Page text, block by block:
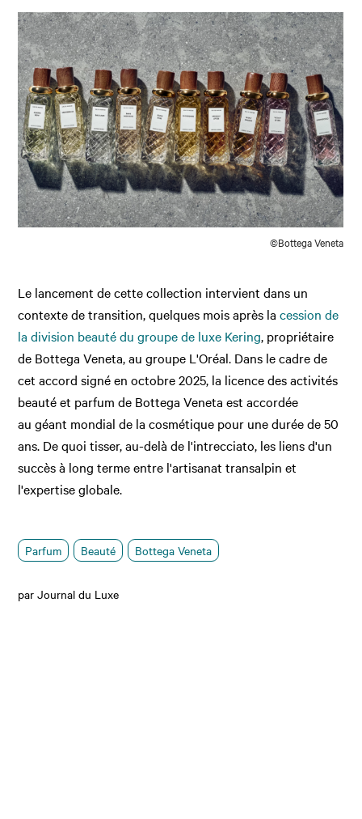
©Bottega Veneta
Le lancement de cette collection intervient dans un
contexte de transition, quelques mois après lacession de
la division beauté du groupe de luxe Kering, propriétaire
de Bottega Veneta, au groupe L'Oréal. Dans le cadre de
cet accord signé en octobre 2025, la licence des activités
beauté et parfum de Bottega Veneta est accordée
au géant mondial de la cosmétique pour une durée de 50
ans. De quoi tisser, au-delà de l'intrecciato, les liens d'un
succès à long terme entre l'artisanat transalpin et
l'expertise globale.
Parfum Beauté Bottega Veneta
par Journal du Luxe